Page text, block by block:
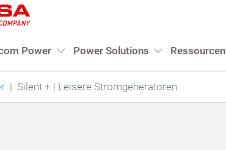
Power Power Solutions Ressourcen
Silent + | Leisere Stromgeneratoren